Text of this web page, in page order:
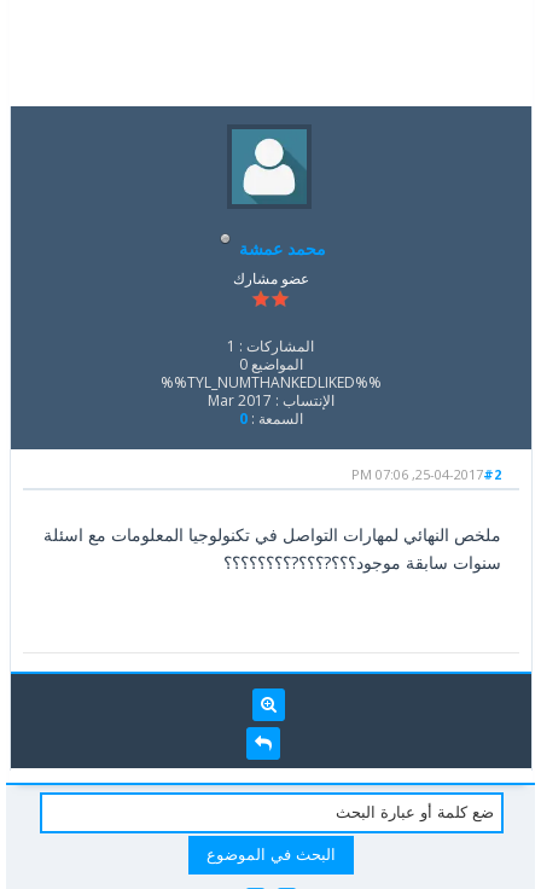
محمد عمشة
عضو مشارك
المشاركات : 1
المواضيع 0
%%TYL_NUMTHANKEDLIKED%%
الإنتساب : Mar 2017
السمعة :0
#2
25-04-2017, 07:06 PM
ملخص النهائي لمهارات التواصل في تكنولوجيا المعلومات مع اسئلة
سنوات سابقة موجود؟؟؟?؟؟؟?؟؟؟؟؟؟؟؟